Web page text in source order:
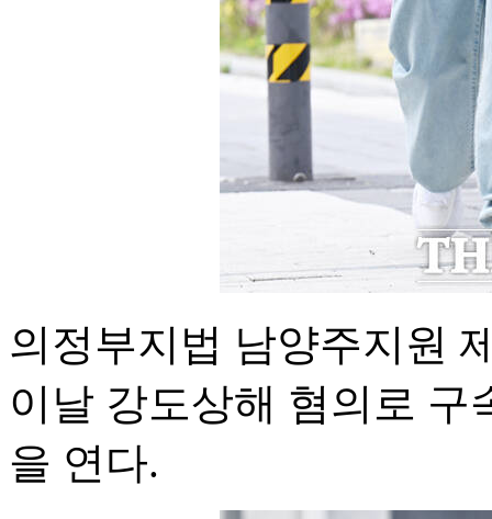
의정부지법 남양주지원
이날 강도상해 혐의로 구
을 연다.